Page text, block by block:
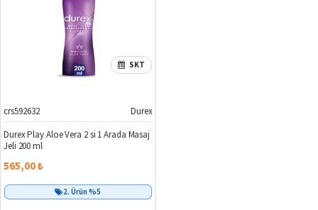
SKT
crs592632
Durex
Durex Play Aloe Vera 2 si 1 Arada Masaj
Jeli 200 ml
565,00 ₺
Birlikte Al
2. Ürün %5